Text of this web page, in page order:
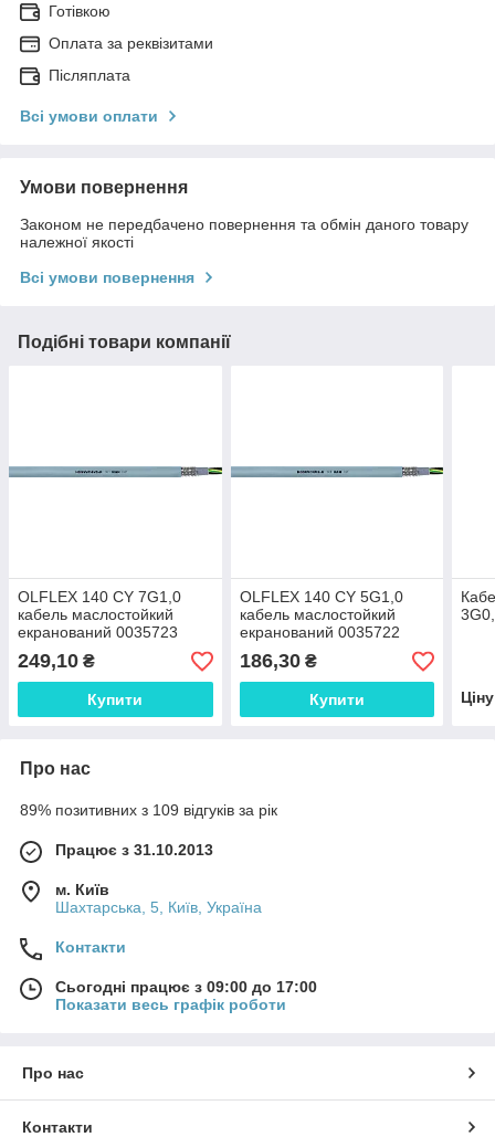
Готівкою
Оплата за реквізитами
Післяплата
Всі умови оплати
Умови повернення
Законом не передбачено повернення та обмін даного товару
належної якості
Всі умови повернення
Подібні товари компанії
OLFLEX 140 CY 7G1,0
кабель маслостойкий
екранований 0035723
249,10 ₴
Купити
OLFLEX 140 CY 5G1,0
кабель маслостойкий
екранований 0035722
186,30₴
Купити
Про нас
89% позитивних з 109 відгуків за рік
Працює з 31.10.2013
м. Київ
Шахтарська, 5, Київ, Україна
Контакти
Сьогодні працює з 09:00 до 17:00
Показати весь графік роботи
Про нас
Контакти